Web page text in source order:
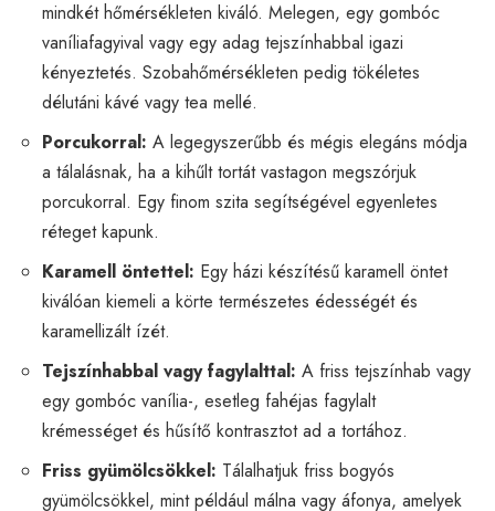
mindkét hőmérsékleten kiváló. Melegen, egy gombóc
vaníliafagyival vagy egy adag tejszínhabbal igazi
kényeztetés. Szobahőmérsékleten pedig tökéletes
délutáni kávé vagy tea mellé.
Porcukorral: A legegyszerűbb és mégis elegáns módja
a tálalásnak, ha a kihűlt tortát vastagon megszórjuk
porcukorral. Egy finom szita segítségével egyenletes
réteget kapunk.
Karamell öntettel: Egy házi készítésű karamell öntet
kiválóan kiemeli a körte természetes édességét és
karamellizált ízét.
Tejszínhabbal vagy fagylalttal: A friss tejszínhab vagy
egy gombóc vanília-, esetleg fahéjas fagylalt
krémességet és hűsítő kontrasztot ad a tortához.
Friss gyümölcsökkel: Tálalhatjuk friss bogyós
gyümölcsökkel, mint például málna vagy áfonya, amelyek